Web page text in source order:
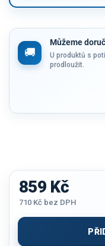
Můžeme
U produktů s
prodloužit.
859 Kč
710 Kč bez DPH
cena: